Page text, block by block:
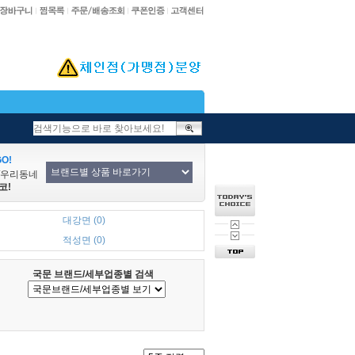
리동네
!
대강면 (0)
적성면 (0)
국문 브랜드/세부업종별 검색